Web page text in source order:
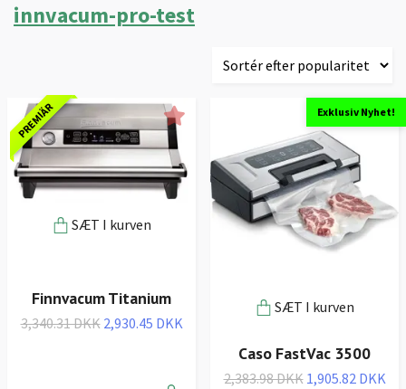
innvacum-pro-test
PREMIÄR
SÆT I kurven
Finnvacum Titanium
3,340.31 DKK 2,930.45 DKK
Exklusiv Nyhet!
SÆT I kurven
Caso FastVac 3500
2,383.98 DKK 1,905.82 DKK